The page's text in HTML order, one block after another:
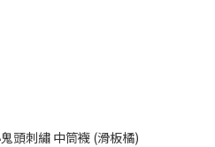
《薄襪》小鬼頭刺繡 中筒襪 (滑板橘)